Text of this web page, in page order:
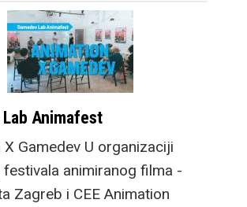
Lab Animafest
Gamedev U organizaciji
festivala animiranog filma -
Zagreb i CEE Animation